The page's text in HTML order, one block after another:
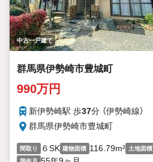
中古一戸建て
群馬県伊勢崎市豊城町
990万円
新伊勢崎駅 歩37分 （伊勢崎線）
群馬県伊勢崎市豊城町
間取り ６SK 建物面積 116.79m² 土地面積